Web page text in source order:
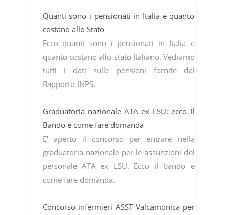
Quanti sono i pensionati in Italia e quanto
costano allo Stato
Ecco quanti sono i pensionati in Italia e
quanto costano allo stato Italiano. Vediamo
tutti i dati sulle pensioni fornite dal
Rapporto INPS.
Graduatoria nazionale ATA ex LSU: ecco il
Bando e come fare domanda
E' aperto il concorso per entrare nella
graduatoria nazionale per le assunzioni del
personale ATA ex LSU. Ecco il bando e
come fare domanda.
Concorso infermieri ASST Valcamonica per